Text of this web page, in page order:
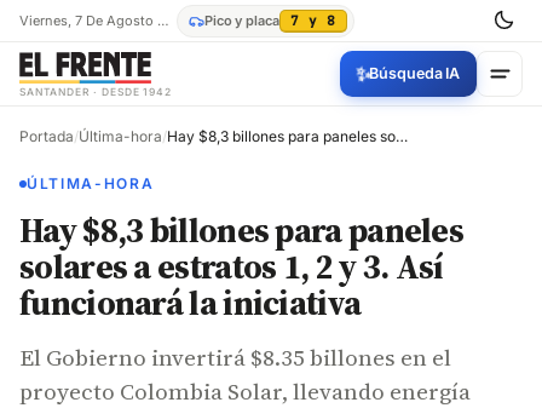
Viernes, 7 De Agosto De 2026 Pico y placa 7 y 8
SANTANDER · DESDE 1942
✨Búsqueda IA
Portada/Última-hora/ Hay $8,3 billones para paneles solares a estratos 1, 2 y 3. Así funcionará la iniciativa
ÚLTIMA-HORA
Hay $8,3 billones para paneles
solares a estratos 1, 2 y 3. Así
funcionará la iniciativa
El Gobierno invertirá $8.35 billones en el
proyecto Colombia Solar, llevando energía